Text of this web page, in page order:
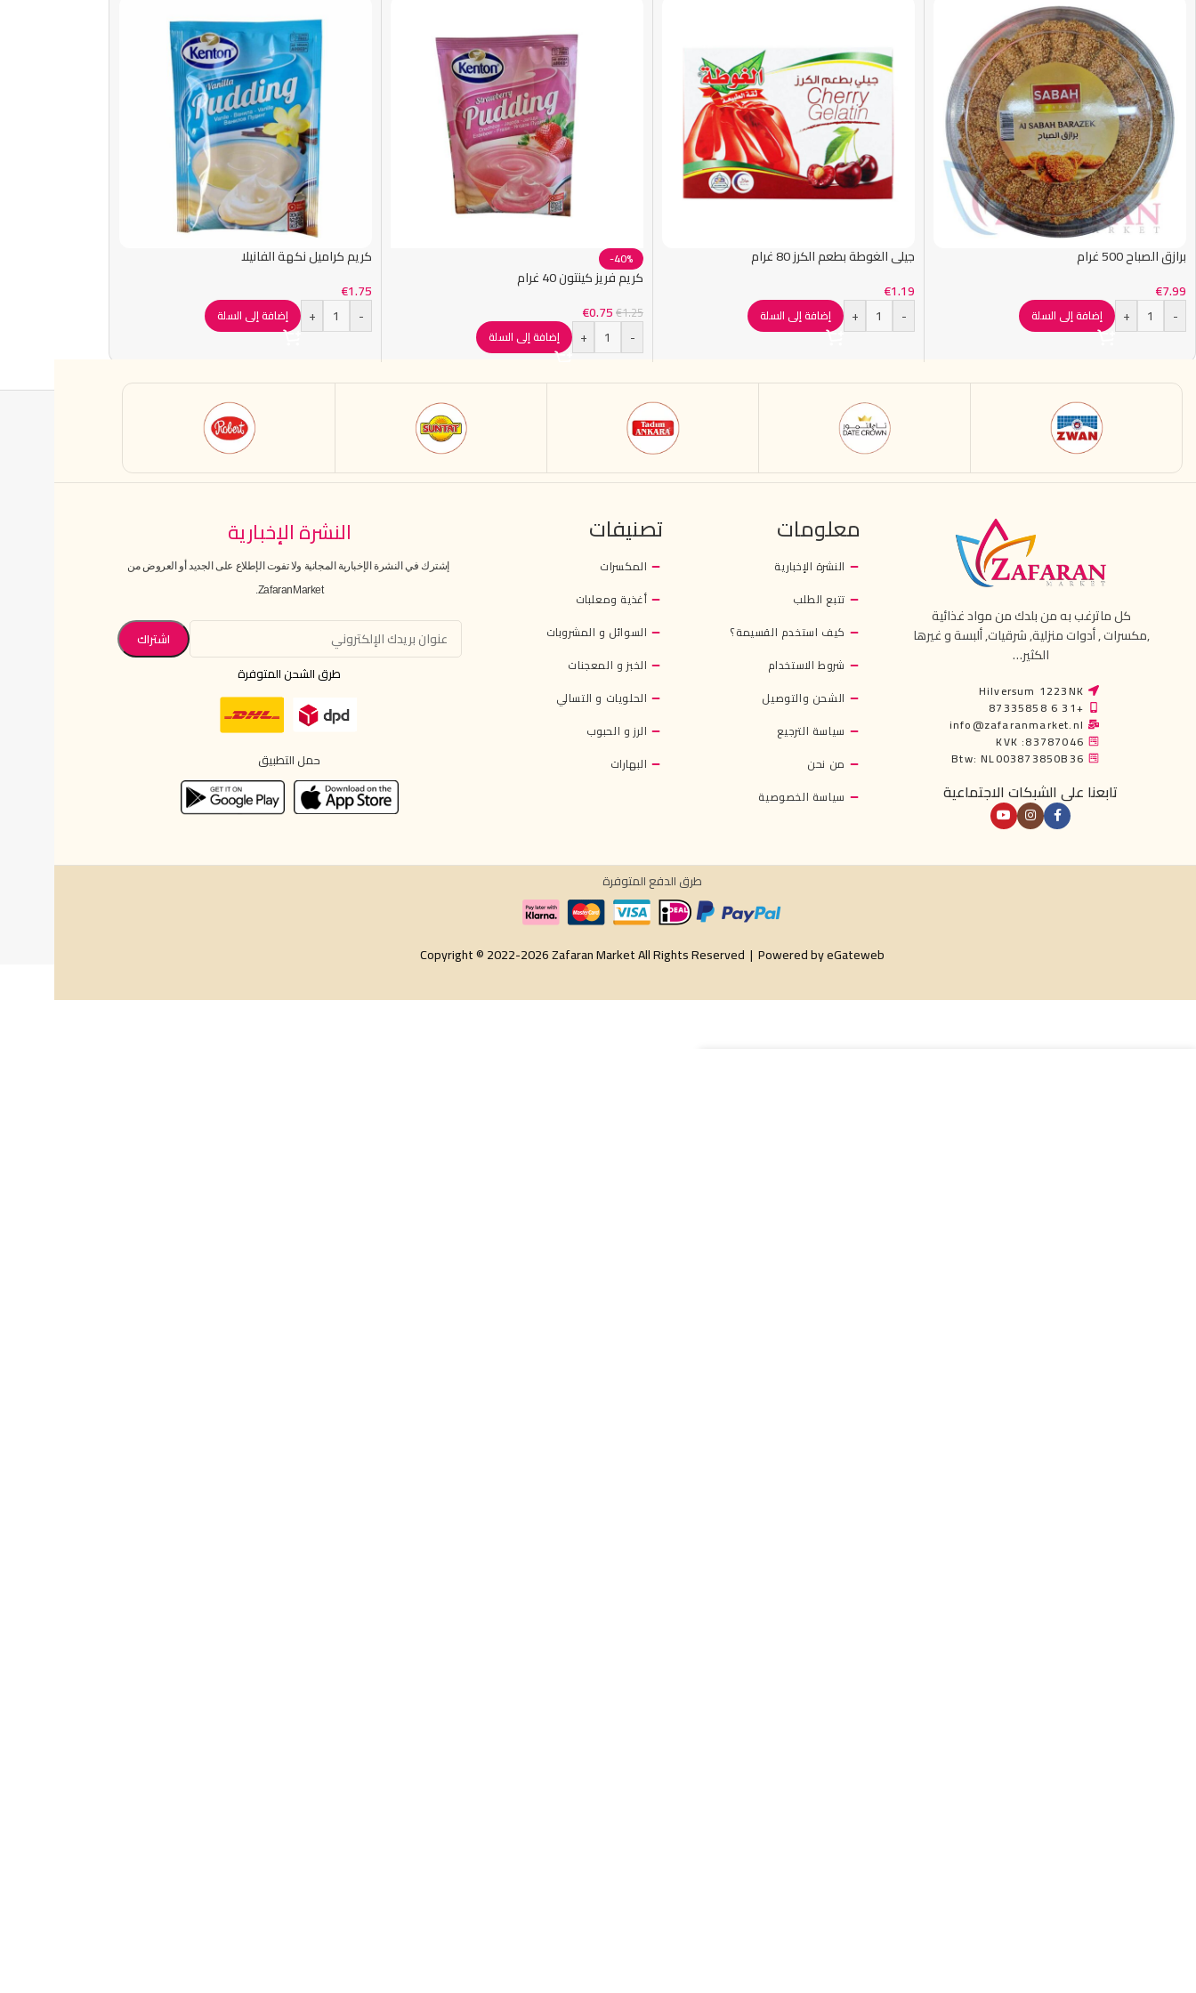
برازق الصباح 500 غرام
€7.99
-
+ إضافة إلى السلة
جيلي الغوطة بطعم الكرز 80 غرام
€1.19
-
+ إضافة إلى السلة
-40%
كريم فريز كينتون 40 غرام
€1.25
€0.75
-
+ إضافة إلى السلة
كريم كراميل نكهة الفانيلا
€1.75
-
+ إضافة إلى السلة
كل ماترغب به من بلدك من مواد غذائية
,مكسرات , أدوات منزلية, شرقيات, ألبسة و غيرها
الكثير…
Hilversum 1223NK
+31 6 87335858
info@zafaranmarket.nl
KVK :83787046
Btw: NL003873850B36
تابعنا على الشبكات الاجتماعية
معلومات
النشرة الإخبارية
تتبع الطلب
كيف استخدم القسيمة؟
شروط الاستخدام
الشحن والتوصيل
سياسة الترجيع
من نحن
سياسة الخصوصية
تصنيفات
المكسرات
أغذية ومعلبات
السوائل و المشروبات
الخبز و المعجنات
الحلويات و التسالي
الرز و الحبوب
البهارات
النشرة الإخبارية
إشترك في النشرة الإخبارية المجانية ولا تفوت الإطلاع على الجديد أو العروض من
ZafaranMarket.
طرق الشحن المتوفرة
حمل التطبيق
طرق الدفع المتوفرة
Copyright © 2022-2026 Zafaran Market All Rights Reserved | Powered byeGateweb